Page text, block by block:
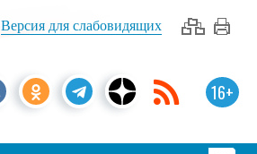
Версия для слабовидящих
16+